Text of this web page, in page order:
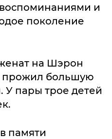
и
поколение
на Шэрон
прожил большую
У пары трое детей
памяти